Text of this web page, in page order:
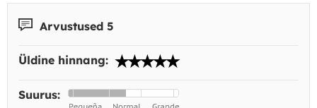
Arvustused 5
Üldine hinnang:
Suurus: